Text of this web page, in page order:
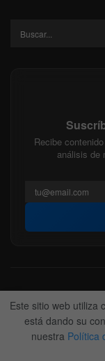
Recibe
análisis de
Acerca de nosotros
Contactanos
© 2022-2026
Este sitio web utiliza
está dando su
nuestra Política